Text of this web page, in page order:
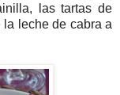
las tartas de
leche de cabra a